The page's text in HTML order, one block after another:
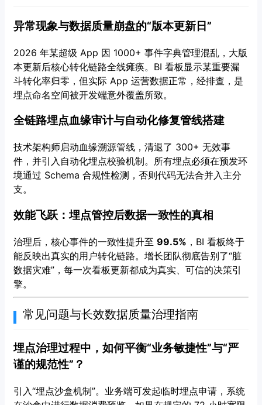
异常现象与数据质量崩盘的“版本更新日”
2026 年某超级 App 因 1000+ 事件字典管理混乱，大版
本更新后核心转化链路全线瘫痪。BI 看板显示某重要漏
斗转化率归零，但实际 App 运营数据正常，经排查，是
埋点命名空间被开发端意外覆盖所致。
全链路埋点血缘审计与自动化修复管线搭建
技术架构师启动血缘溯源管线，清退了 300+ 无效事
件，并引入自动化埋点校验机制。所有埋点必须在预发环
境通过 Schema 合规性检测，否则代码无法合并入主分
支。
效能飞跃：埋点管控后数据一致性的真相
治理后，核心事件的一致性提升至 99.5% ，BI 看板终于
能反映出真实的用户转化链路。增长团队彻底告别了“脏
数据灾难”，每一次看板更新都成为真实、可信的决策引
擎。
常见问题与长效数据质量治理指南
埋点治理过程中，如何平衡“业务敏捷性”与“严
谨的规范性”？
引入“埋点沙盒机制”。业务端可发起临时埋点申请，系统